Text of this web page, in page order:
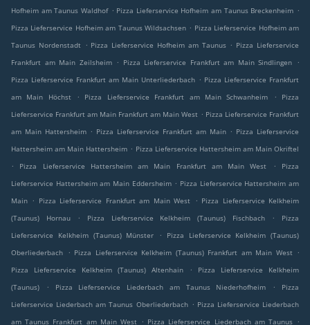
Hofheim am Taunus Waldhof . Pizza Lieferservice Hofheim am Taunus Breckenheim .
Pizza Lieferservice Hofheim am Taunus Wildsachsen . Pizza Lieferservice Hofheim am
Taunus Nordenstadt . Pizza Lieferservice Hofheim am Taunus . Pizza Lieferservice
Frankfurt am Main Zeilsheim . Pizza Lieferservice Frankfurt am Main Sindlingen
.
Pizza Lieferservice Frankfurt am Main Unterliederbach . Pizza Lieferservice Frankfurt
am Main Höchst
. Pizza Lieferservice Frankfurt am Main Schwanheim .
Pizza
Lieferservice Frankfurt am Main Frankfurt am Main West . Pizza Lieferservice Frankfurt
am Main Hattersheim . Pizza Lieferservice Frankfurt am Main . Pizza Lieferservice
Hattersheim am Main Hattersheim . Pizza Lieferservice Hattersheim am Main Okriftel
.
Pizza Lieferservice Hattersheim am Main Frankfurt am Main West .
Pizza
Lieferservice Hattersheim am Main Eddersheim . Pizza Lieferservice Hattersheim am
Main . Pizza Lieferservice Frankfurt am Main West . Pizza Lieferservice Kelkheim
(Taunus) Hornau
. Pizza Lieferservice Kelkheim (Taunus) Fischbach .
Pizza
Lieferservice Kelkheim (Taunus) Münster
.
Pizza Lieferservice Kelkheim (Taunus)
Oberliederbach
. Pizza Lieferservice Kelkheim (Taunus) Frankfurt am Main West
.
Pizza Lieferservice Kelkheim (Taunus) Altenhain
.
Pizza Lieferservice Kelkheim
(Taunus)
. Pizza Lieferservice Liederbach am Taunus Niederhofheim .
Pizza
Lieferservice Liederbach am Taunus Oberliederbach . Pizza Lieferservice Liederbach
am Taunus Frankfurt am Main West . Pizza Lieferservice Liederbach am Taunus .